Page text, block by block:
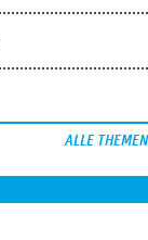
ALLE THEMEN